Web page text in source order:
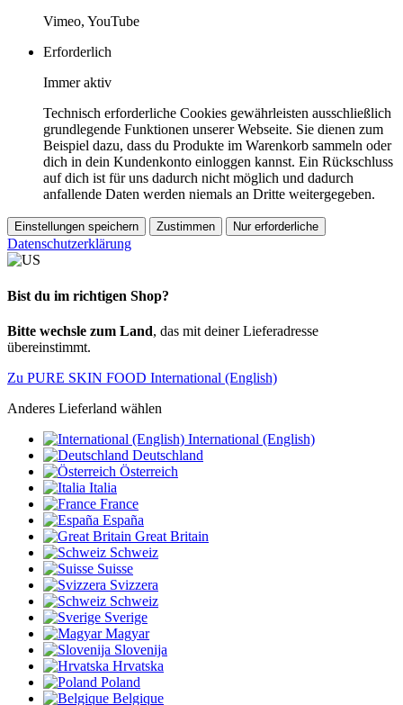
Vimeo, YouTube
Erforderlich
Immer aktiv
Technisch erforderliche Cookies gewährleisten ausschließlich
grundlegende Funktionen unserer Webseite. Sie dienen zum
Beispiel dazu, dass du Produkte im Warenkorb sammeln oder
dich in dein Kundenkonto einloggen kannst. Ein Rückschluss
auf dich ist für uns dadurch nicht möglich und dadurch
anfallende Daten werden niemals an Dritte weitergegeben.
Einstellungen speichern Zustimmen Nur erforderliche
Datenschutzerklärung
Bist du im richtigen Shop?
Bitte wechsle zum Land, das mit deiner Lieferadresse
übereinstimmt.
Zu PURE SKIN FOOD International (English)
Anderes Lieferland wählen
International (English)
Deutschland
Österreich
Italia
France
España
Great Britain
Schweiz
Suisse
Svizzera
Schweiz
Sverige
Magyar
Slovenija
Hrvatska
Poland
Belgique